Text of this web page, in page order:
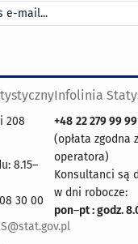
208
8.15–
30 00
Infolinia
+48 22 279 99 99
(opłata zgodna
operatora)
Konsultanci są
w dni robocze:
pon–pt : godz.